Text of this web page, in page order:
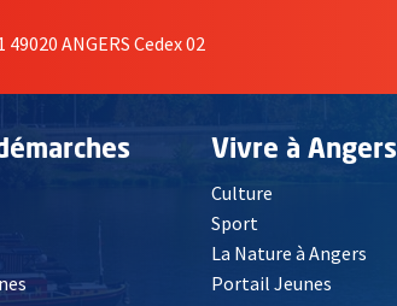
ANGERS Cedex 02
une nouvelle fenêtre
Vivre à Angers
Culture
Sport
La Nature à Angers
Portail Jeunes